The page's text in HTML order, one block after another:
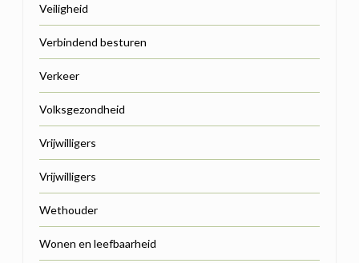
Veiligheid
Verbindend besturen
Verkeer
Volksgezondheid
Vrijwilligers
Vrijwilligers
Wethouder
Wonen en leefbaarheid